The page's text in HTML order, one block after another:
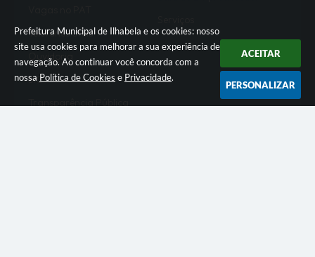
Prefeitura Municipal de Ilhabela e os cookies: nosso
site usa cookies para melhorar a sua experiência de
navegação. Ao continuar você concorda com a
nossa Política de Cookies e Privacidade.
ACEITAR
PERSONALIZAR
Telefones Úteis
Ouvidoria
SIC